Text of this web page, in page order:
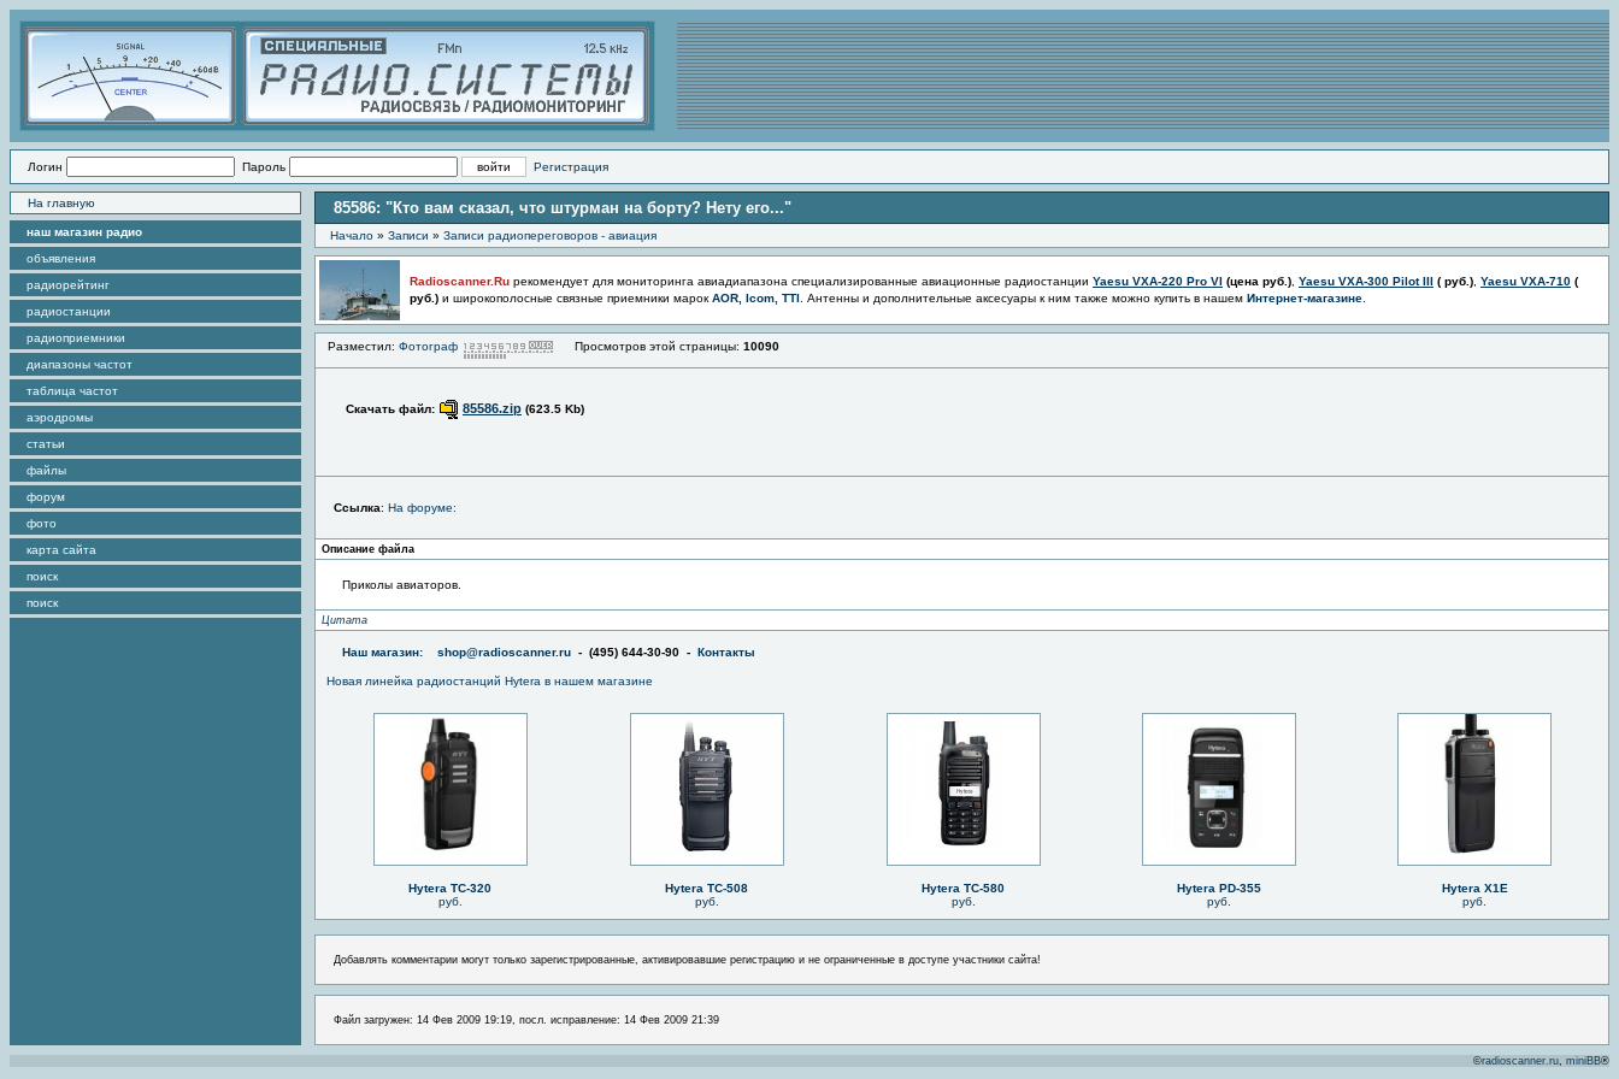
Логин Пароль Регистрация
На главную
наш магазин радио
объявления
радиорейтинг
радиостанции
радиоприемники
диапазоны частот
таблица частот
аэродромы
статьи
файлы
форум
фото
карта сайта
поиск
поиск
85586: "Кто вам сказал, что штурман на борту? Нету его..."
Начало » Записи » Записи радиопереговоров - авиация
Radioscanner.Ru рекомендует для мониторинга авиадиапазона специализированные авиационные радиостанции Yaesu VXA-220 Pro VI (цена руб.) Yaesu VXA-300 Pilot III ( руб.) Yaesu VXA-710 (
руб.) и широкополосные связные приемники марок AOR, Icom, TTI . Антенны и дополнительные аксесуары к ним также можно купить в нашем Интернет-магазине
Разместил: Фотограф Просмотров этой страницы: 10090
Скачать файл: 85586.zip (623.5 Kb)
Ссылка: На форуме:
Описание файла
Приколы авиаторов.
Цитата
Наш магазин: shop@radioscanner.ru - (495) 644-30-90 - Контакты
Новая линейка радиостанций Hytera в нашем магазине
Hytera TC-320
руб.
Hytera TC-508
руб.
Hytera TC-580
руб.
Hytera PD-355
руб.
Hytera X1E
руб.
Добавлять комментарии могут только зарегистрированные, активировавшие регистрацию и не ограниченные в доступе участники сайта!
Файл загружен: 14 Фев 2009 19:19, посл. исправление: 14 Фев 2009 21:39
©radioscanner.ru, miniBB®